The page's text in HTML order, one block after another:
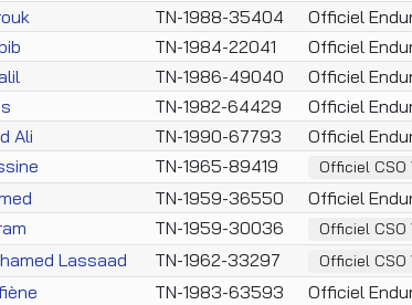
TN-1988-35404 Officiel
TN-1984-22041 Officiel
TN-1986-49040 Officiel
TN-1982-64429 Officiel
Ali TN-1990-67793 Officiel
TN-1965-89419 Officiel CSO
TN-1959-36550 Officiel
TN-1959-30036 Officiel CSO
Lassaad TN-1962-33297 Officiel CSO
TN-1983-63593 Officiel